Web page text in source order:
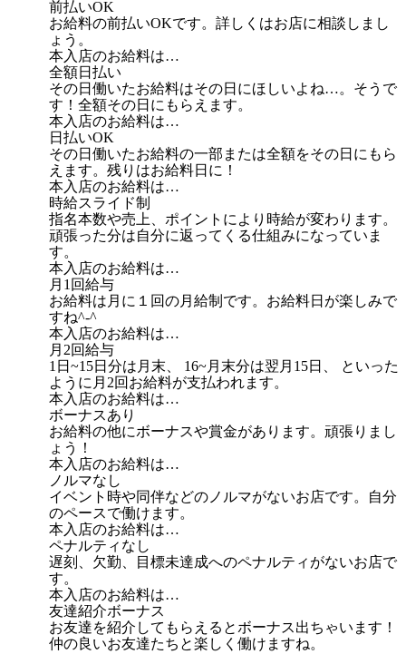
前払いOK
お給料の前払いOKです。詳しくはお店に相談しまし
ょう。
本入店のお給料は…
全額日払い
その日働いたお給料はその日にほしいよね…。そうで
す！全額その日にもらえます。
本入店のお給料は…
日払いOK
その日働いたお給料の一部または全額をその日にもら
えます。残りはお給料日に！
本入店のお給料は…
時給スライド制
指名本数や売上、ポイントにより時給が変わります。
頑張った分は自分に返ってくる仕組みになっていま
す。
本入店のお給料は…
月1回給与
お給料は月に１回の月給制です。お給料日が楽しみで
すね^-^
本入店のお給料は…
月2回給与
1日~15日分は月末、 16~月末分は翌月15日、 といった
ように月2回お給料が支払われます。
本入店のお給料は…
ボーナスあり
お給料の他にボーナスや賞金があります。頑張りまし
ょう！
本入店のお給料は…
ノルマなし
イベント時や同伴などのノルマがないお店です。自分
のペースで働けます。
本入店のお給料は…
ペナルティなし
遅刻、欠勤、目標未達成へのペナルティがないお店で
す。
本入店のお給料は…
友達紹介ボーナス
お友達を紹介してもらえるとボーナス出ちゃいます！
仲の良いお友達たちと楽しく働けますね。